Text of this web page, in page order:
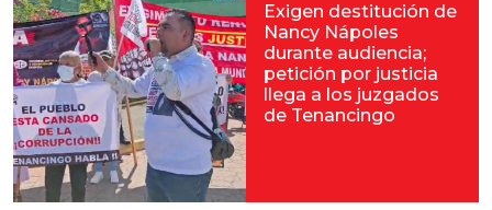
Exigen destitución de
Nancy Nápoles
durante audiencia;
petición por justicia
llega a los juzgados
de Tenancingo